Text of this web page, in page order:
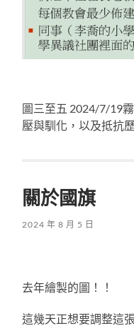
圖三至五 2024/7/19
壓與馴化，以及抵抗
關於國旗
2024 年 8 月 5 日
去年繪製的圖！！
這幾天正想要調整這